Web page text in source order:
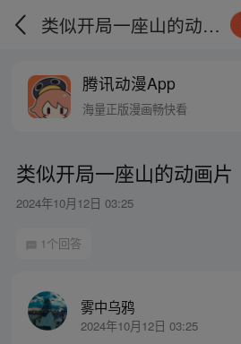
类似开局一座山的动画片
腾讯动漫App
海量正版漫画畅快看
类似开局一座山的动画片
2024年10月12日 03:25
1个回答
雾中乌鸦
2024年10月12日 03:25